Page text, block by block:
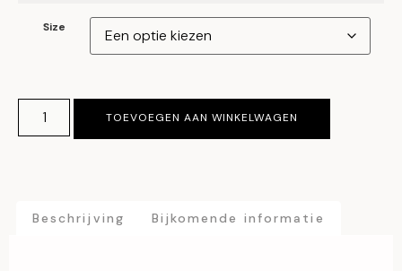
Size
TOEVOEGEN AAN WINKELWAGEN
Beschrijving Bijkomende informatie